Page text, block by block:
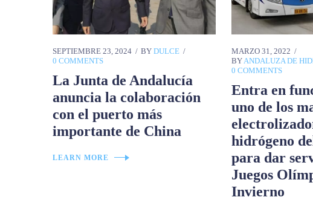
SEPTIEMBRE 23, 2024 BY DULCE
0 COMMENTS
La Junta de Andalucía
anuncia la colaboración
con el puerto más
importante de China
LEARN MORE
MARZO 31, 2022
BY ANDALUZA DE
0 COMMENTS
Entra en
uno de los
hidrógeno
para dar
Juegos
Invierno